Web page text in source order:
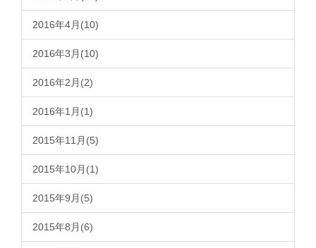
2016年4月(10)
2016年3月(10)
2016年2月(2)
2016年1月(1)
2015年11月(5)
2015年10月(1)
2015年9月(5)
2015年8月(6)